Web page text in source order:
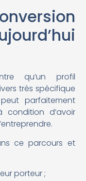
qu’un profil
très spécifique
parfaitement
d’avoir
ce parcours et
porteur ;